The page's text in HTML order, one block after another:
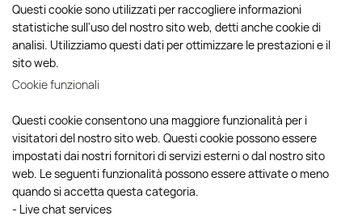
Questi cookie sono utilizzati per raccogliere informazioni
statistiche sull'uso del nostro sito web, detti anche cookie di
analisi. Utilizziamo questi dati per ottimizzare le prestazioni e il
sito web.
Cookie funzionali
Questi cookie consentono una maggiore funzionalità per i
visitatori del nostro sito web. Questi cookie possono essere
impostati dai nostri fornitori di servizi esterni o dal nostro sito
web. Le seguenti funzionalità possono essere attivate o meno
quando si accetta questa categoria.
- Live chat services